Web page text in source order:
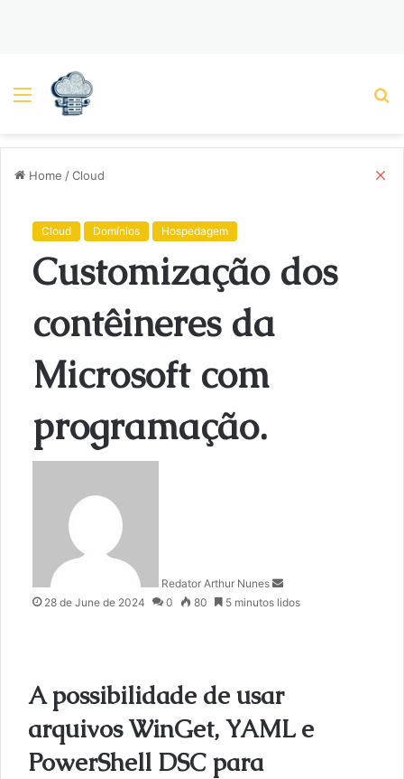
Menu
Home /Cloud
Cloud Domínios Hospedagem
Customização dos
contêineres da
Microsoft com
programação.
Redator Arthur Nunes
m
28 de June de 2024 0 80 5 minutos lidos
A possibilidade de usar
arquivos WinGet, YAML e
PowerShell DSC para